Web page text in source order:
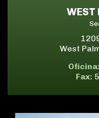
WEST
West
Oficina:
Fax: